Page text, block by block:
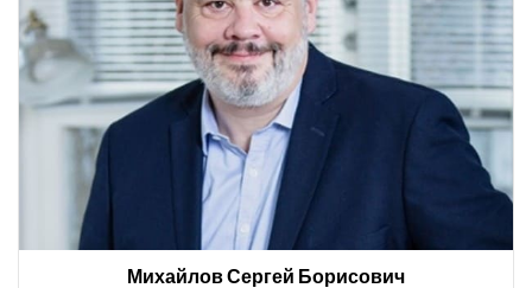
Михайлов Сергей Борисович